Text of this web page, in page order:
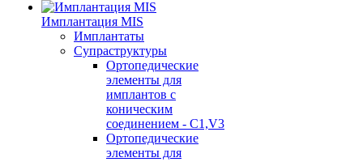
Имплантация MIS
Имплантаты
Супраструктуры
Ортопедические
элементы для
имплантов с
коническим
соединением - C1,V3
Ортопедические
элементы для